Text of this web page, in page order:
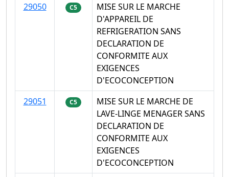
29050
C5
MISE SUR LE MARCHE
D'APPAREIL DE
REFRIGERATION SANS
DECLARATION DE
CONFORMITE AUX
EXIGENCES
D'ECOCONCEPTION
29051
C5
MISE SUR LE MARCHE DE
LAVE-LINGE MENAGER SANS
DECLARATION DE
CONFORMITE AUX
EXIGENCES
D'ECOCONCEPTION